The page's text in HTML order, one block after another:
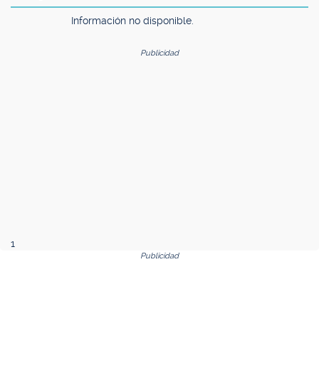
Información no disponible.
Publicidad
1
Publicidad